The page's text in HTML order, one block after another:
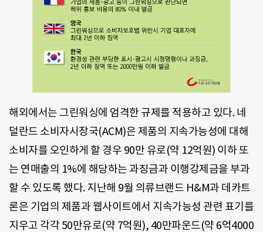
해외에서는 그린워싱에 엄격한 규제를 적용하고 있다. 네
덜란드 소비자시장국(ACM)은 제품의 지속가능성에 대해
소비자를 오인하게 할 경우 90만 유로(약 12억원) 이하 또
는 연매출의 1%에 해당하는 과징금과 이행강제금을 부과
할 수 있도록 했다. 지난해 9월 의류브랜드 H&M과 데카트
론은 기업의 제품과 웹사이트에서 지속가능성 관련 표기를
지우고 각각 50만유로(약 7억원), 40만파운드(약 6억4000